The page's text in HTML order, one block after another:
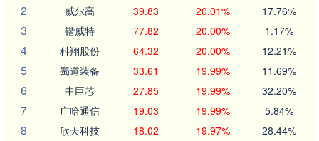
2 威尔高 39.83 20.01% 17.76%
3 锴威特 77.82 20.00% 1.17%
4 科翔股份 64.32 20.00% 12.21%
5 蜀道装备 33.61 19.99% 11.69%
6 中巨芯 27.85 19.99% 32.20%
7 广哈通信 19.03 19.99% 5.84%
8 欣天科技 18.02 19.97% 28.44%